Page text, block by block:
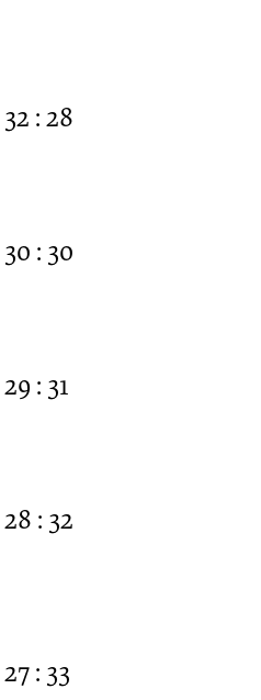
32 : 28
30 : 30
29 : 31
28 : 32
27 : 33